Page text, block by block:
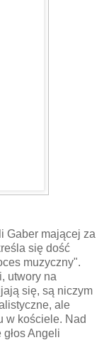
Gaber mającej za
się dość
muzyczny".
utwory na
się, są niczym
ale
w kościele. Nad
Angeli